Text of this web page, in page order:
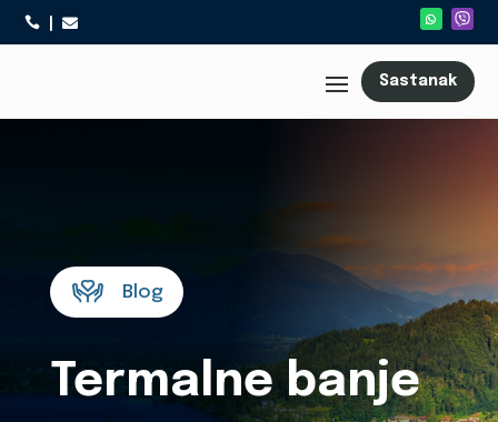
 
Sastanak
Blog
Termalne banje